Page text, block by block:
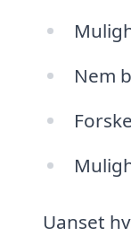
Nem
Uanset